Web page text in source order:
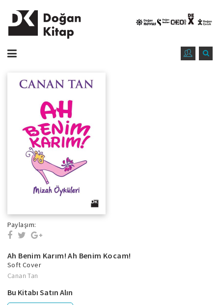
Paylaşım:
Ah Benim Karım! Ah Benim Kocam!
Soft Cover
Canan Tan
Bu Kitabı Satın Alın